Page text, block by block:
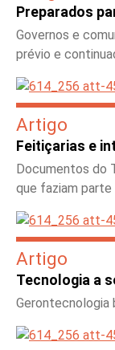
Preparados
Governos e
prévio e
Artigo
Feitiçarias e
Documentos do
que faziam
Artigo
Tecnologia a
Gerontecnologia